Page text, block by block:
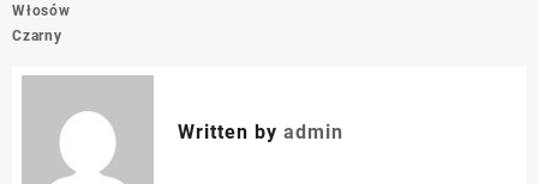
Włosów
Czarny
Written by admin